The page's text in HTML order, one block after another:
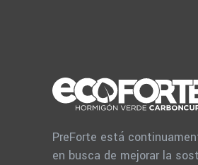
PreForte está
en busca de mejorar la